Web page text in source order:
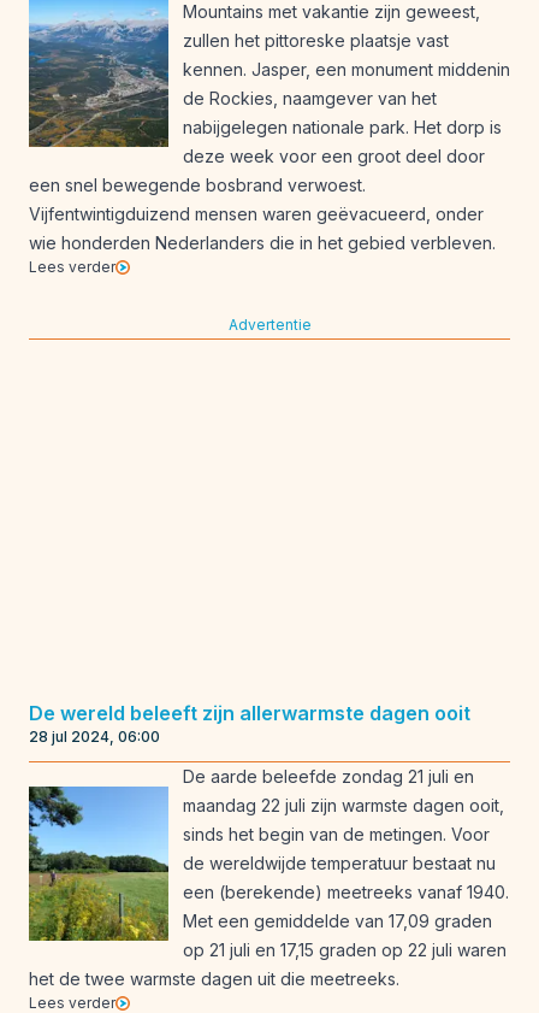
Mountains met vakantie zijn geweest,
zullen het pittoreske plaatsje vast
kennen. Jasper, een monument middenin
de Rockies, naamgever van het
nabijgelegen nationale park. Het dorp is
deze week voor een groot deel door
een snel bewegende bosbrand verwoest.
Vijfentwintigduizend mensen waren geëvacueerd, onder
wie honderden Nederlanders die in het gebied verbleven.
Lees verder
Advertentie
De wereld beleeft zijn allerwarmste dagen ooit
28 jul 2024, 06:00
De aarde beleefde zondag 21 juli en
maandag 22 juli zijn warmste dagen ooit,
sinds het begin van de metingen. Voor
de wereldwijde temperatuur bestaat nu
een (berekende) meetreeks vanaf 1940.
Met een gemiddelde van 17,09 graden
op 21 juli en 17,15 graden op 22 juli waren
het de twee warmste dagen uit die meetreeks.
Lees verder